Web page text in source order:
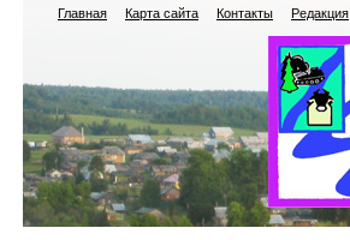
Главная Карта сайта Контакты Редакция